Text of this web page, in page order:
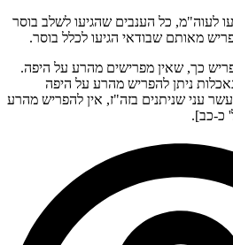
לעוה"מ, כל הענבים שהגיעו לשלב בוסר
מאותם שבודאי הגיעו לכלל בוסר.
כך, שאין מפרישים מהרע על היפה.
ניתן להפריש מהרע על היפה
עני שניתנים בזה"ז, אין להפריש מהרע
כ-כב].